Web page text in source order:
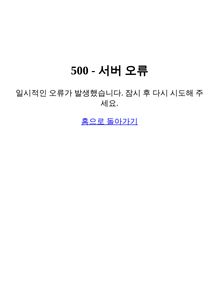
500 - 서버 오류
일시적인 오류가 발생했습니다. 잠시 후 다시 시도해 주
세요.
홈으로 돌아가기